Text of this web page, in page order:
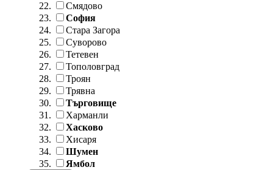
Смядово
София
Стара Загора
Суворово
Тетевен
Тополовград
Троян
Трявна
Търговище
Харманли
Хасково
Хисаря
Шумен
Ямбол